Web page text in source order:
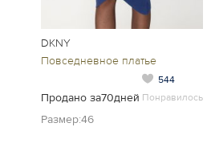
DKNY
Повседневное платье
Продано за70дней
544
Понравилось
Размер:46